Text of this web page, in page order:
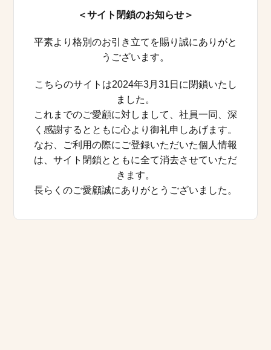
＜サイト閉鎖のお知らせ＞
平素より格別のお引き立てを賜り誠にありがと
うございます。
こちらのサイトは2024年3月31日に閉鎖いたし
ました。
これまでのご愛顧に対しまして、社員一同、深
く感謝するとともに心より御礼申しあげます。
なお、ご利用の際にご登録いただいた個人情報
は、サイト閉鎖とともに全て消去させていただ
きます。
長らくのご愛顧誠にありがとうございました。